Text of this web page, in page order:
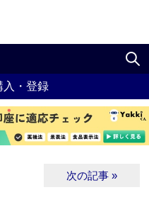
入・登録
次の記事 »